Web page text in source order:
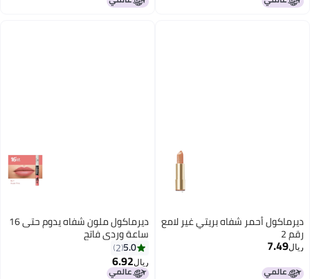
12
15
15
ديرماكول أحمر شفاه بريتي غير لامع
رقم 2
ريال7.49
9
ديرماكول ملون شفاه يدوم حتى 16
ساعة وردي فاتح
5.0
2
ريال6.92